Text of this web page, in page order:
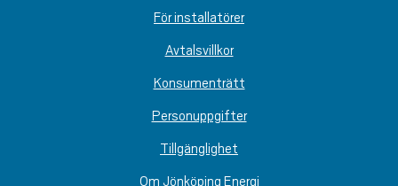
För installatörer
Avtalsvillkor
Konsumenträtt
Personuppgifter
Tillgänglighet
Om Jönköping Energi